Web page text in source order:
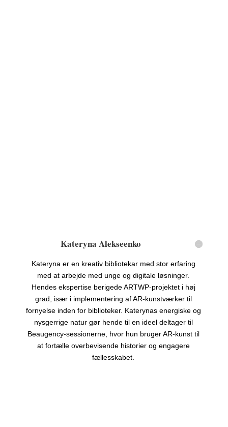
Kateryna Alekseenko
Kateryna er en kreativ bibliotekar med stor erfaring
med at arbejde med unge og digitale løsninger.
Hendes ekspertise berigede ARTWP-projektet i høj
grad, især i implementering af AR-kunstværker til
fornyelse inden for biblioteker. Katerynas energiske og
nysgerrige natur gør hende til en ideel deltager til
Beaugency-sessionerne, hvor hun bruger AR-kunst til
at fortælle overbevisende historier og engagere
fællesskabet.